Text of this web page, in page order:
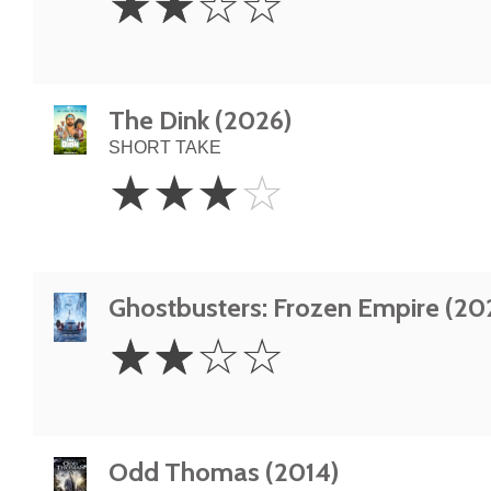
Stars
The Dink (2026)
SHORT TAKE
Stars
☆☆☆☆
Ghostbusters: Frozen Empire
Stars
☆☆☆☆
Odd Thomas (2014)